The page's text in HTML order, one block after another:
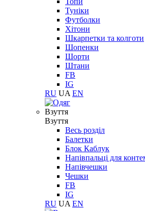
Туніки
Футболки
Хітони
Шкарпетки та колготи
Шопенки
Шорти
Штани
FB
IG
RU UA EN
Взуття
Взуття
Весь розділ
Балетки
Блок Каблук
Напівпальці для
Напівчешки
Чешки
FB
IG
RU UA EN